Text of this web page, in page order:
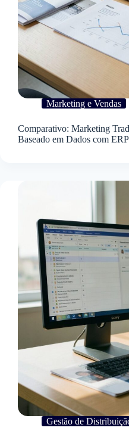
Marketing e Vendas
Comparativo: Marketing
Baseado em Dados com ERP
Gestão de